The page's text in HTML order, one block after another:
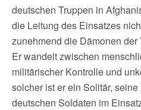
deutschen Truppen in
die Leitung des Einsatzes
zunehmend die Dämonen
Er wandelt zwischen
militärischer Kontrolle und
solcher ist er ein Solitär,
deutschen Soldaten im